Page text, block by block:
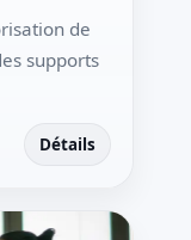
de
supports
Détails